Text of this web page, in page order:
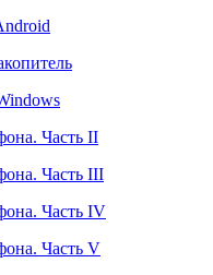
Часть II
Часть III
Часть IV
Часть V